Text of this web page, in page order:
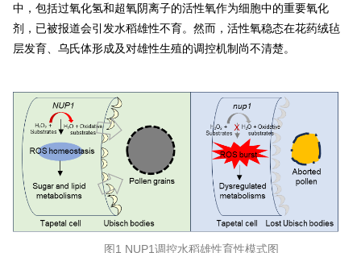
中，包括过氧化氢和超氧阴离子的活性氧作为细胞中的重要氧化
剂，已被报道会引发水稻雄性不育。然而，活性氧稳态在花药绒毡
层发育、乌氏体形成及对雄性生殖的调控机制尚不清楚。
图1 NUP1调控水稻雄性育性模式图